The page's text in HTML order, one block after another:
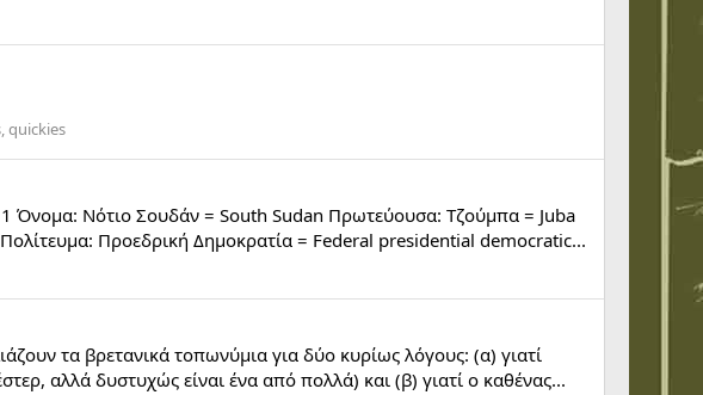
quickies
Όνομα: Νότιο Σουδάν = South Sudan Πρωτεύουσα: Τζούμπα = Juba
Προεδρική Δημοκρατία = Federal presidential democratic...
τα βρετανικά τοπωνύμια για δύο κυρίως λόγους: (α) γιατί
αλλά δυστυχώς είναι ένα από πολλά) και (β) γιατί ο καθένας...